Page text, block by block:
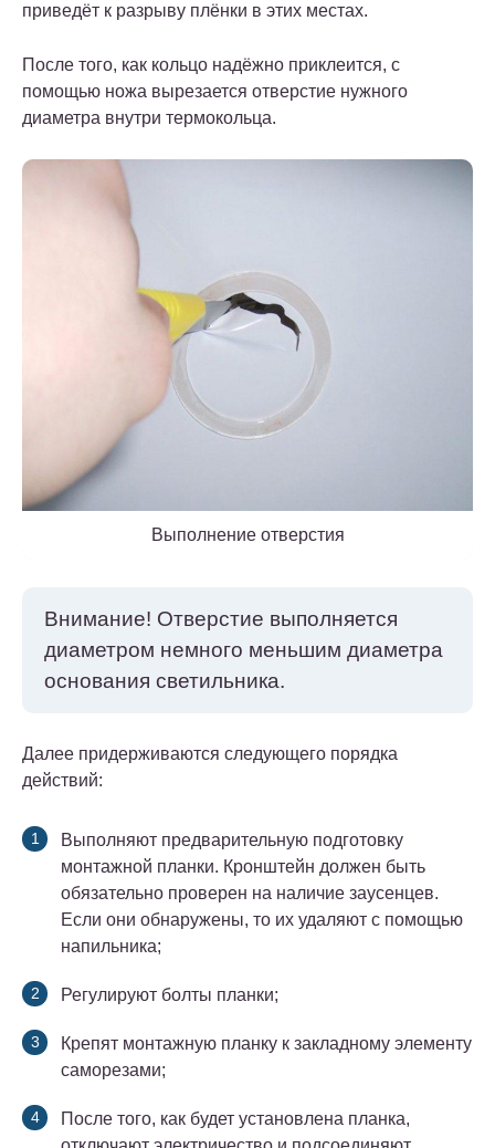
приведёт к разрыву плёнки в этих местах.
После того, как кольцо надёжно приклеится, с
помощью ножа вырезается отверстие нужного
диаметра внутри термокольца.
Выполнение отверстия
Внимание! Отверстие выполняется
диаметром немного меньшим диаметра
основания светильника.
Далее придерживаются следующего порядка
действий:
Выполняют предварительную подготовку
монтажной планки. Кронштейн должен быть
обязательно проверен на наличие заусенцев.
Если они обнаружены, то их удаляют с помощью
напильника;
Регулируют болты планки;
Крепят монтажную планку к закладному элементу
саморезами;
После того, как будет установлена планка,